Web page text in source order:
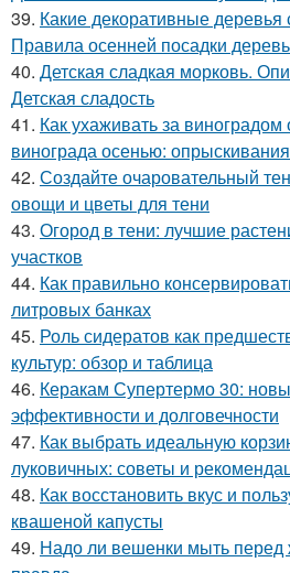
39. Какие декоративные
Правила осенней посадки
40. Детская сладкая морковь.
Детская сладость
41. Как ухаживать за
винограда осенью:
42. Создайте очаровательный
овощи и цветы для тени
43. Огород в тени: лучшие
участков
44. Как правильно
литровых банках
45. Роль сидератов как
культур: обзор и таблица
46. Керакам Супертермо 30:
эффективности и долговечности
47. Как выбрать идеальную
луковичных: советы и
48. Как восстановить вкус и
квашеной капусты
49. Надо ли вешенки мыть